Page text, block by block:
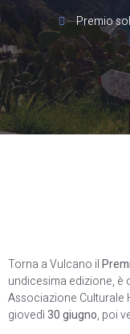
Premio
Torna a Vulcano il
undicesima edizione, è
Associazione Culturale
giovedì30 giugno, poi